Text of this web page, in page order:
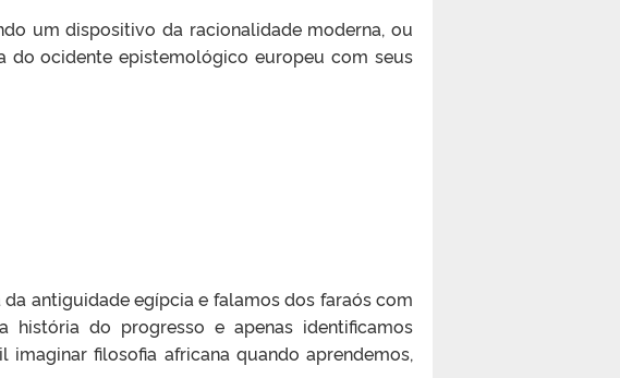
um dispositivo da racionalidade moderna, ou
do ocidente epistemológico europeu com seus
antiguidade egípcia e falamos dos faraós com
história do progresso e apenas identificamos
filosofia africana quando aprendemos,